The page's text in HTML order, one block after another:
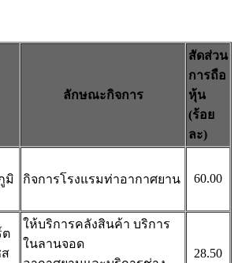
ลักษณะกิจการ
สัดส่วน
การถือ
หุ้น
(ร้อย
ละ)
มิ
กิจการโรงแรมท่าอากาศยาน 60.00
ต
ส
ให้บริการคลังสินค้า บริการ
ในลานจอด
28.50